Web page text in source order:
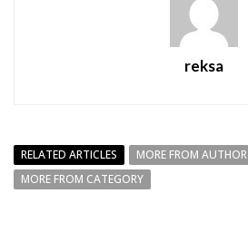
reksa
RELATED ARTICLES
MORE FROM AUTHOR
MORE FROM CATEGORY